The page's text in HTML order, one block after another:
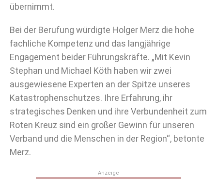
übernimmt.
Bei der Berufung würdigte Holger Merz die hohe
fachliche Kompetenz und das langjährige
Engagement beider Führungskräfte. „Mit Kevin
Stephan und Michael Köth haben wir zwei
ausgewiesene Experten an der Spitze unseres
Katastrophenschutzes. Ihre Erfahrung, ihr
strategisches Denken und ihre Verbundenheit zum
Roten Kreuz sind ein großer Gewinn für unseren
Verband und die Menschen in der Region“, betonte
Merz.
Anzeige